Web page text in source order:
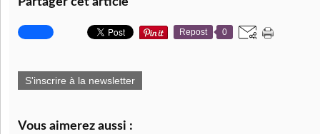
Repost 0
S'inscrire à la newsletter
Vous aimerez aussi :